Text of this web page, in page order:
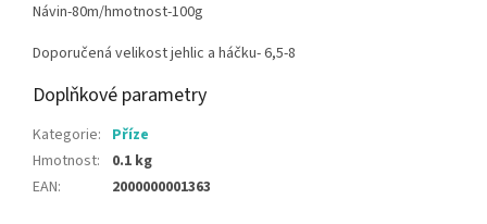
Návin-80m/hmotnost-100g
Doporučená velikost jehlic a háčku- 6,5-8
Doplňkové parametry
Kategorie: Příze
Hmotnost:
0.1 kg
EAN: 2000000001363